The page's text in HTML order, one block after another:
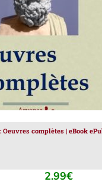
Oeuvres complètes | eBook
2.99€